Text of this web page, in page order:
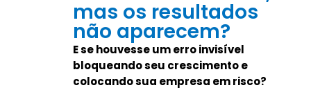
mas os resultados
não aparecem?
E se houvesse um erro invisível
bloqueando seu crescimento e
colocando sua empresa em risco?